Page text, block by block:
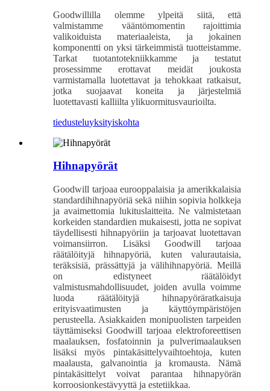
Goodwillilla olemme ylpeitä siitä, että
valmistamme vääntömomentin rajoittimia
valikoiduista materiaaleista, ja jokainen
komponentti on yksi tärkeimmistä tuotteistamme.
Tarkat tuotantotekniikkamme ja testatut
prosessimme erottavat meidät joukosta
varmistamalla luotettavat ja tehokkaat ratkaisut,
jotka suojaavat koneita ja järjestelmiä
luotettavasti kalliilta ylikuormitusvaurioilta.
tiedusteluyksityiskohta
Hihnapyörät
Goodwill tarjoaa eurooppalaisia ​​ja amerikkalaisia
​​standardihihnapyöriä sekä niihin sopivia holkkeja
ja avaimettomia lukituslaitteita. Ne valmistetaan
korkeiden standardien mukaisesti, jotta ne sopivat
täydellisesti hihnapyöriin ja tarjoavat luotettavan
voimansiirron. Lisäksi Goodwill tarjoaa
räätälöityjä hihnapyöriä, kuten valurautaisia,
teräksisiä, prässättyjä ja välihihnapyöriä. Meillä
on edistyneet räätälöidyt
valmistusmahdollisuudet, joiden avulla voimme
luoda räätälöityjä hihnapyöräratkaisuja
erityisvaatimusten ja käyttöympäristöjen
perusteella. Asiakkaiden monipuolisten tarpeiden
täyttämiseksi Goodwill tarjoaa elektroforeettisen
maalauksen, fosfatoinnin ja pulverimaalauksen
lisäksi myös pintakäsittelyvaihtoehtoja, kuten
maalausta, galvanointia ja kromausta. Nämä
pintakäsittelyt voivat parantaa hihnapyörän
korroosionkestävyyttä ja estetiikkaa.